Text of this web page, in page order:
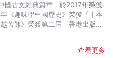
國古文經典篇章，於2017年榮獲
《趣味學中國歷史》榮獲「十本
苦難》榮獲第二屆「香港出版雙
查看更多